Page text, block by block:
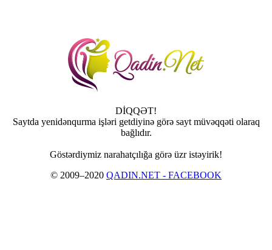
DİQQƏT!
Saytda yenidənqurma işləri getdiyinə görə sayt müvəqqəti olaraq
bağlıdır.
Göstərdiymiz narahatçılığa görə üzr istəyirik!
© 2009–2020 QADIN.NET - FACEBOOK